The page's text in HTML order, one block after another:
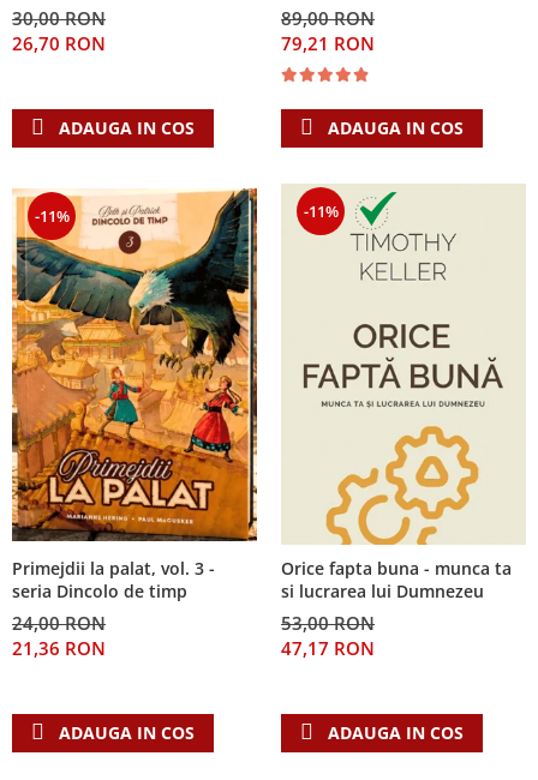
30,00 RON
26,70 RON
ADAUGA IN COS
89,00 RON
79,21 RON
ADAUGA IN COS
-11%
Primejdii la palat, vol. 3 -
seria Dincolo de timp
24,00 RON
21,36 RON
ADAUGA IN COS
-11%
Orice fapta buna - munca ta
si lucrarea lui Dumnezeu
53,00 RON
47,17 RON
ADAUGA IN COS